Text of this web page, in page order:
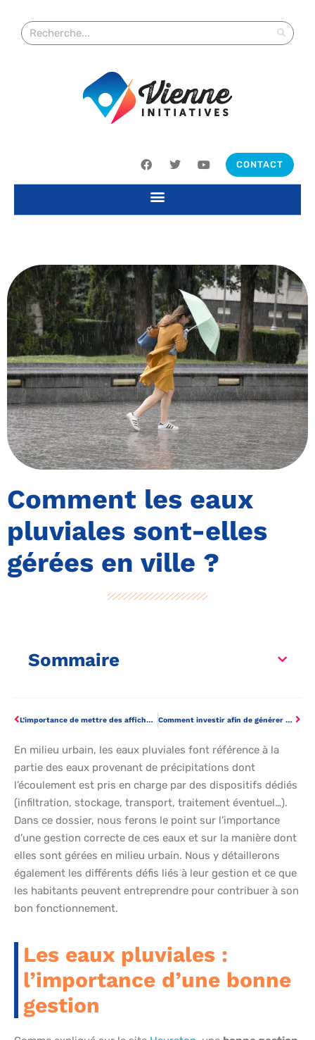
CONTACT
Comment les eaux
pluviales sont-elles
gérées en ville ?
Sommaire
L’importance de mettre des affichages obligatoires dans un restaurant Comment investir afin de générer des revenus passifs ?
En milieu urbain, les eaux pluviales font référence à la
partie des eaux provenant de précipitations dont
l’écoulement est pris en charge par des dispositifs dédiés
(infiltration, stockage, transport, traitement éventuel…).
Dans ce dossier, nous ferons le point sur l’importance
d’une gestion correcte de ces eaux et sur la manière dont
elles sont gérées en milieu urbain. Nous y détaillerons
également les différents défis liés à leur gestion et ce que
les habitants peuvent entreprendre pour contribuer à son
bon fonctionnement.
Les eaux pluviales :
l’importance d’une bonne
gestion